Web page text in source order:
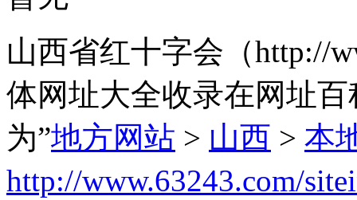
山西省红十字会（http://
体网址大全收录在网址
为”地方网站 > 山西 > 本
http://www.63243.com/